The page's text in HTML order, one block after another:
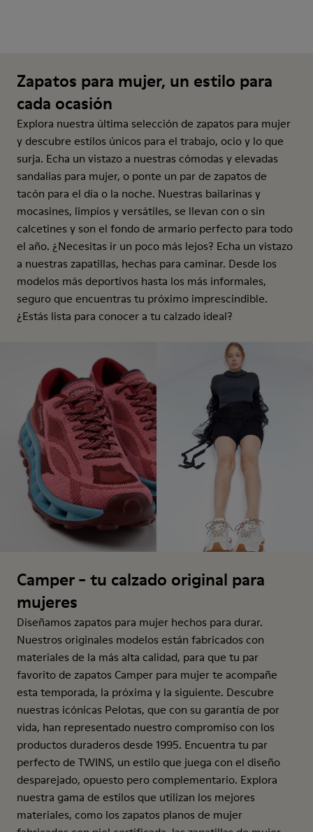
Zapatos para mujer, un estilo para
cada ocasión
Explora nuestra última selección de zapatos para mujer
y descubre estilos únicos para el trabajo, ocio y lo que
surja. Echa un vistazo a nuestras cómodas y elevadas
sandalias para mujer, o ponte un par de zapatos de
tacón para el día o la noche. Nuestras bailarinas y
mocasines, limpios y versátiles, se llevan con o sin
calcetines y son el fondo de armario perfecto para todo
el año. ¿Necesitas ir un poco más lejos? Echa un vistazo
a nuestras zapatillas, hechas para caminar. Desde los
modelos más deportivos hasta los más informales,
seguro que encuentras tu próximo imprescindible.
¿Estás lista para conocer a tu calzado ideal?
Camper - tu calzado original para
mujeres
Diseñamos zapatos para mujer hechos para durar.
Nuestros originales modelos están fabricados con
materiales de la más alta calidad, para que tu par
favorito de zapatos Camper para mujer te acompañe
esta temporada, la próxima y la siguiente. Descubre
nuestras icónicas Pelotas, que con su garantía de por
vida, han representado nuestro compromiso con los
productos duraderos desde 1995. Encuentra tu par
perfecto de TWINS, un estilo que juega con el diseño
desparejado, opuesto pero complementario. Explora
nuestra gama de estilos que utilizan los mejores
materiales, como los zapatos planos de mujer